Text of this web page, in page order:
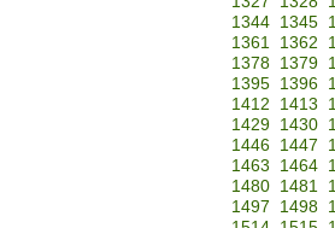
1344
1345
1361
1362
1378
1379
1395
1396
1412
1413
1429
1430
1446
1447
1463
1464
1480
1481
1497
1498